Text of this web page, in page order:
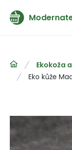
Ekokoža
Eko kůže